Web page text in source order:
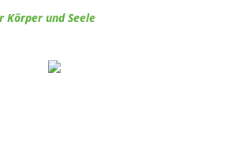
Körper und Seele